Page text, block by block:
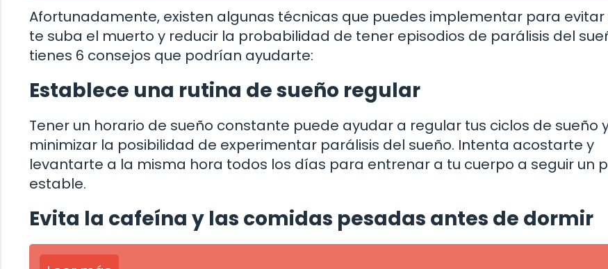
Afortunadamente, existen algunas técnicas que puedes implementar para evitar
te suba el muerto y reducir la probabilidad de tener episodios de parálisis del
tienes 6 consejos que podrían ayudarte:
Establece una rutina de sueño regular
Tener un horario de sueño constante puede ayudar a regular tus ciclos de sueño
minimizar la posibilidad de experimentar parálisis del sueño. Intenta acostarte y
levantarte a la misma hora todos los días para entrenar a tu cuerpo a seguir un
estable.
Evita la cafeína y las comidas pesadas antes de dormir